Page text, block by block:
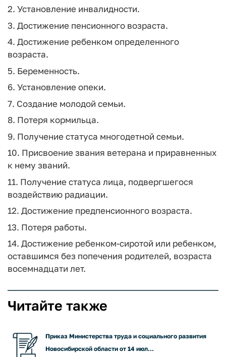
2. Установление инвалидности.
3. Достижение пенсионного возраста.
4. Достижение ребенком определенного
возраста.
5. Беременность.
6. Установление опеки.
7. Создание молодой семьи.
8. Потеря кормильца.
9. Получение статуса многодетной семьи.
10. Присвоение звания ветерана и приравненных
к нему званий.
11. Получение статуса лица, подвергшегося
воздействию радиации.
12. Достижение предпенсионного возраста.
13. Потеря работы.
14. Достижение ребенком-сиротой или ребенком,
оставшимся без попечения родителей, возраста
восемнадцати лет.
Читайте также
Приказ Министерства труда и социального развития
Новосибирской области от 14 июл...